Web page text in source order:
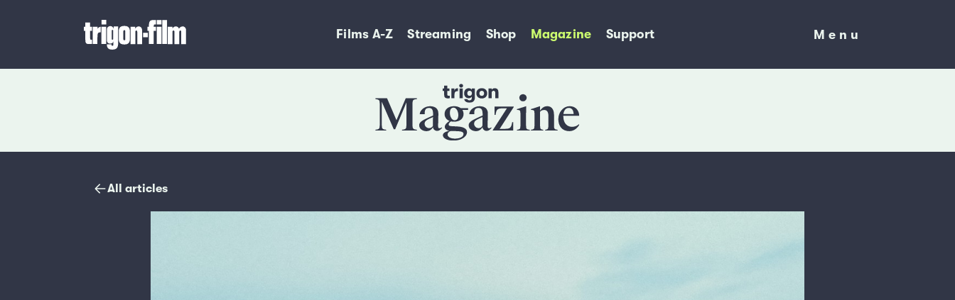
Films A-Z Streaming Shop Magazine Support
Menu
Menu
Magazine
All articles